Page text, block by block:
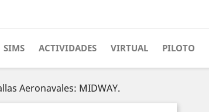
SIMS ACTIVIDADES VIRTUAL PILOTO
Aeronavales: MIDWAY.